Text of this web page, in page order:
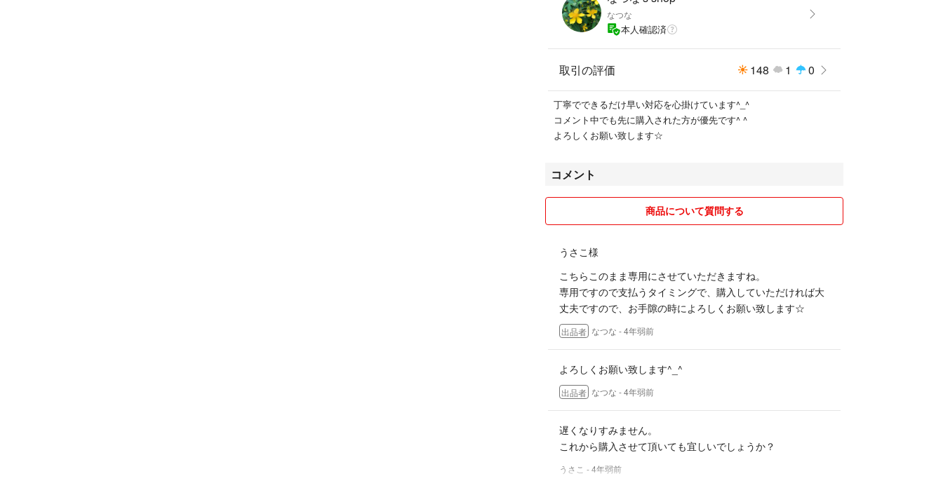
なつな
本人確認済
取引の評価 148 1 0
丁寧でできるだけ早い対応を心掛けています^_^
コメント中でも先に購入された方が優先です^ ^
よろしくお願い致します☆
コメント
商品について質問する
うさこ様
こちらこのまま専用にさせていただきますね。
専用ですので支払うタイミングで、購入していただければ大
丈夫ですので、お手隙の時によろしくお願い致します☆
出品者 なつな - 4年弱前
よろしくお願い致します^_^
出品者 なつな - 4年弱前
遅くなりすみません。
これから購入させて頂いても宜しいでしょうか？
うさこ - 4年弱前